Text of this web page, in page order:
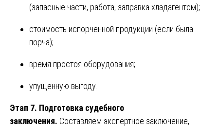
(запасные части, работа, заправка хладагентом);
стоимость испорченной продукции (если была
порча);
время простоя оборудования;
упущенную выгоду.
Этап 7. Подготовка судебного
заключения. Составляем экспертное заключение,